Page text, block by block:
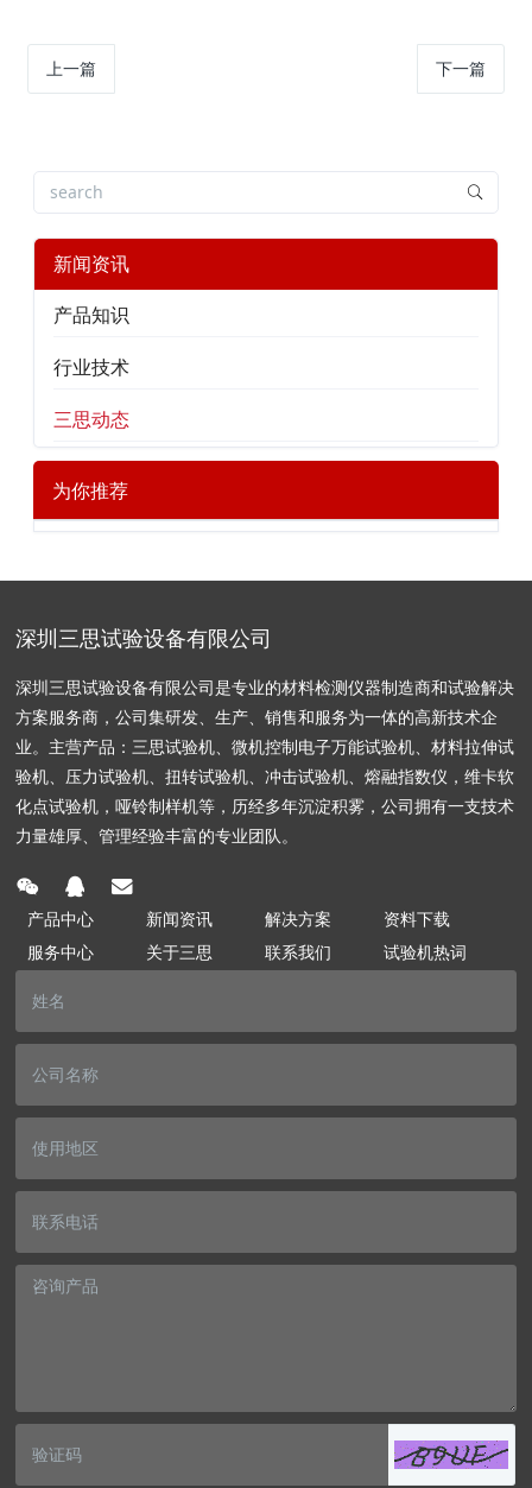
上一篇 下一篇
新闻资讯
产品知识
行业技术
三思动态
为你推荐
深圳三思试验设备有限公司
深圳三思试验设备有限公司是专业的材料检测仪器制造商和试验解决
方案服务商，公司集研发、生产、销售和服务为一体的高新技术企
业。主营产品：三思试验机、微机控制电子万能试验机、材料拉伸试
验机、压力试验机、扭转试验机、冲击试验机、熔融指数仪，维卡软
化点试验机，哑铃制样机等，历经多年沉淀积雾，公司拥有一支技术
力量雄厚、管理经验丰富的专业团队。
产品中心 新闻资讯 解决方案
资料下载
服务中心
关于三思 联系我们 试验机热词